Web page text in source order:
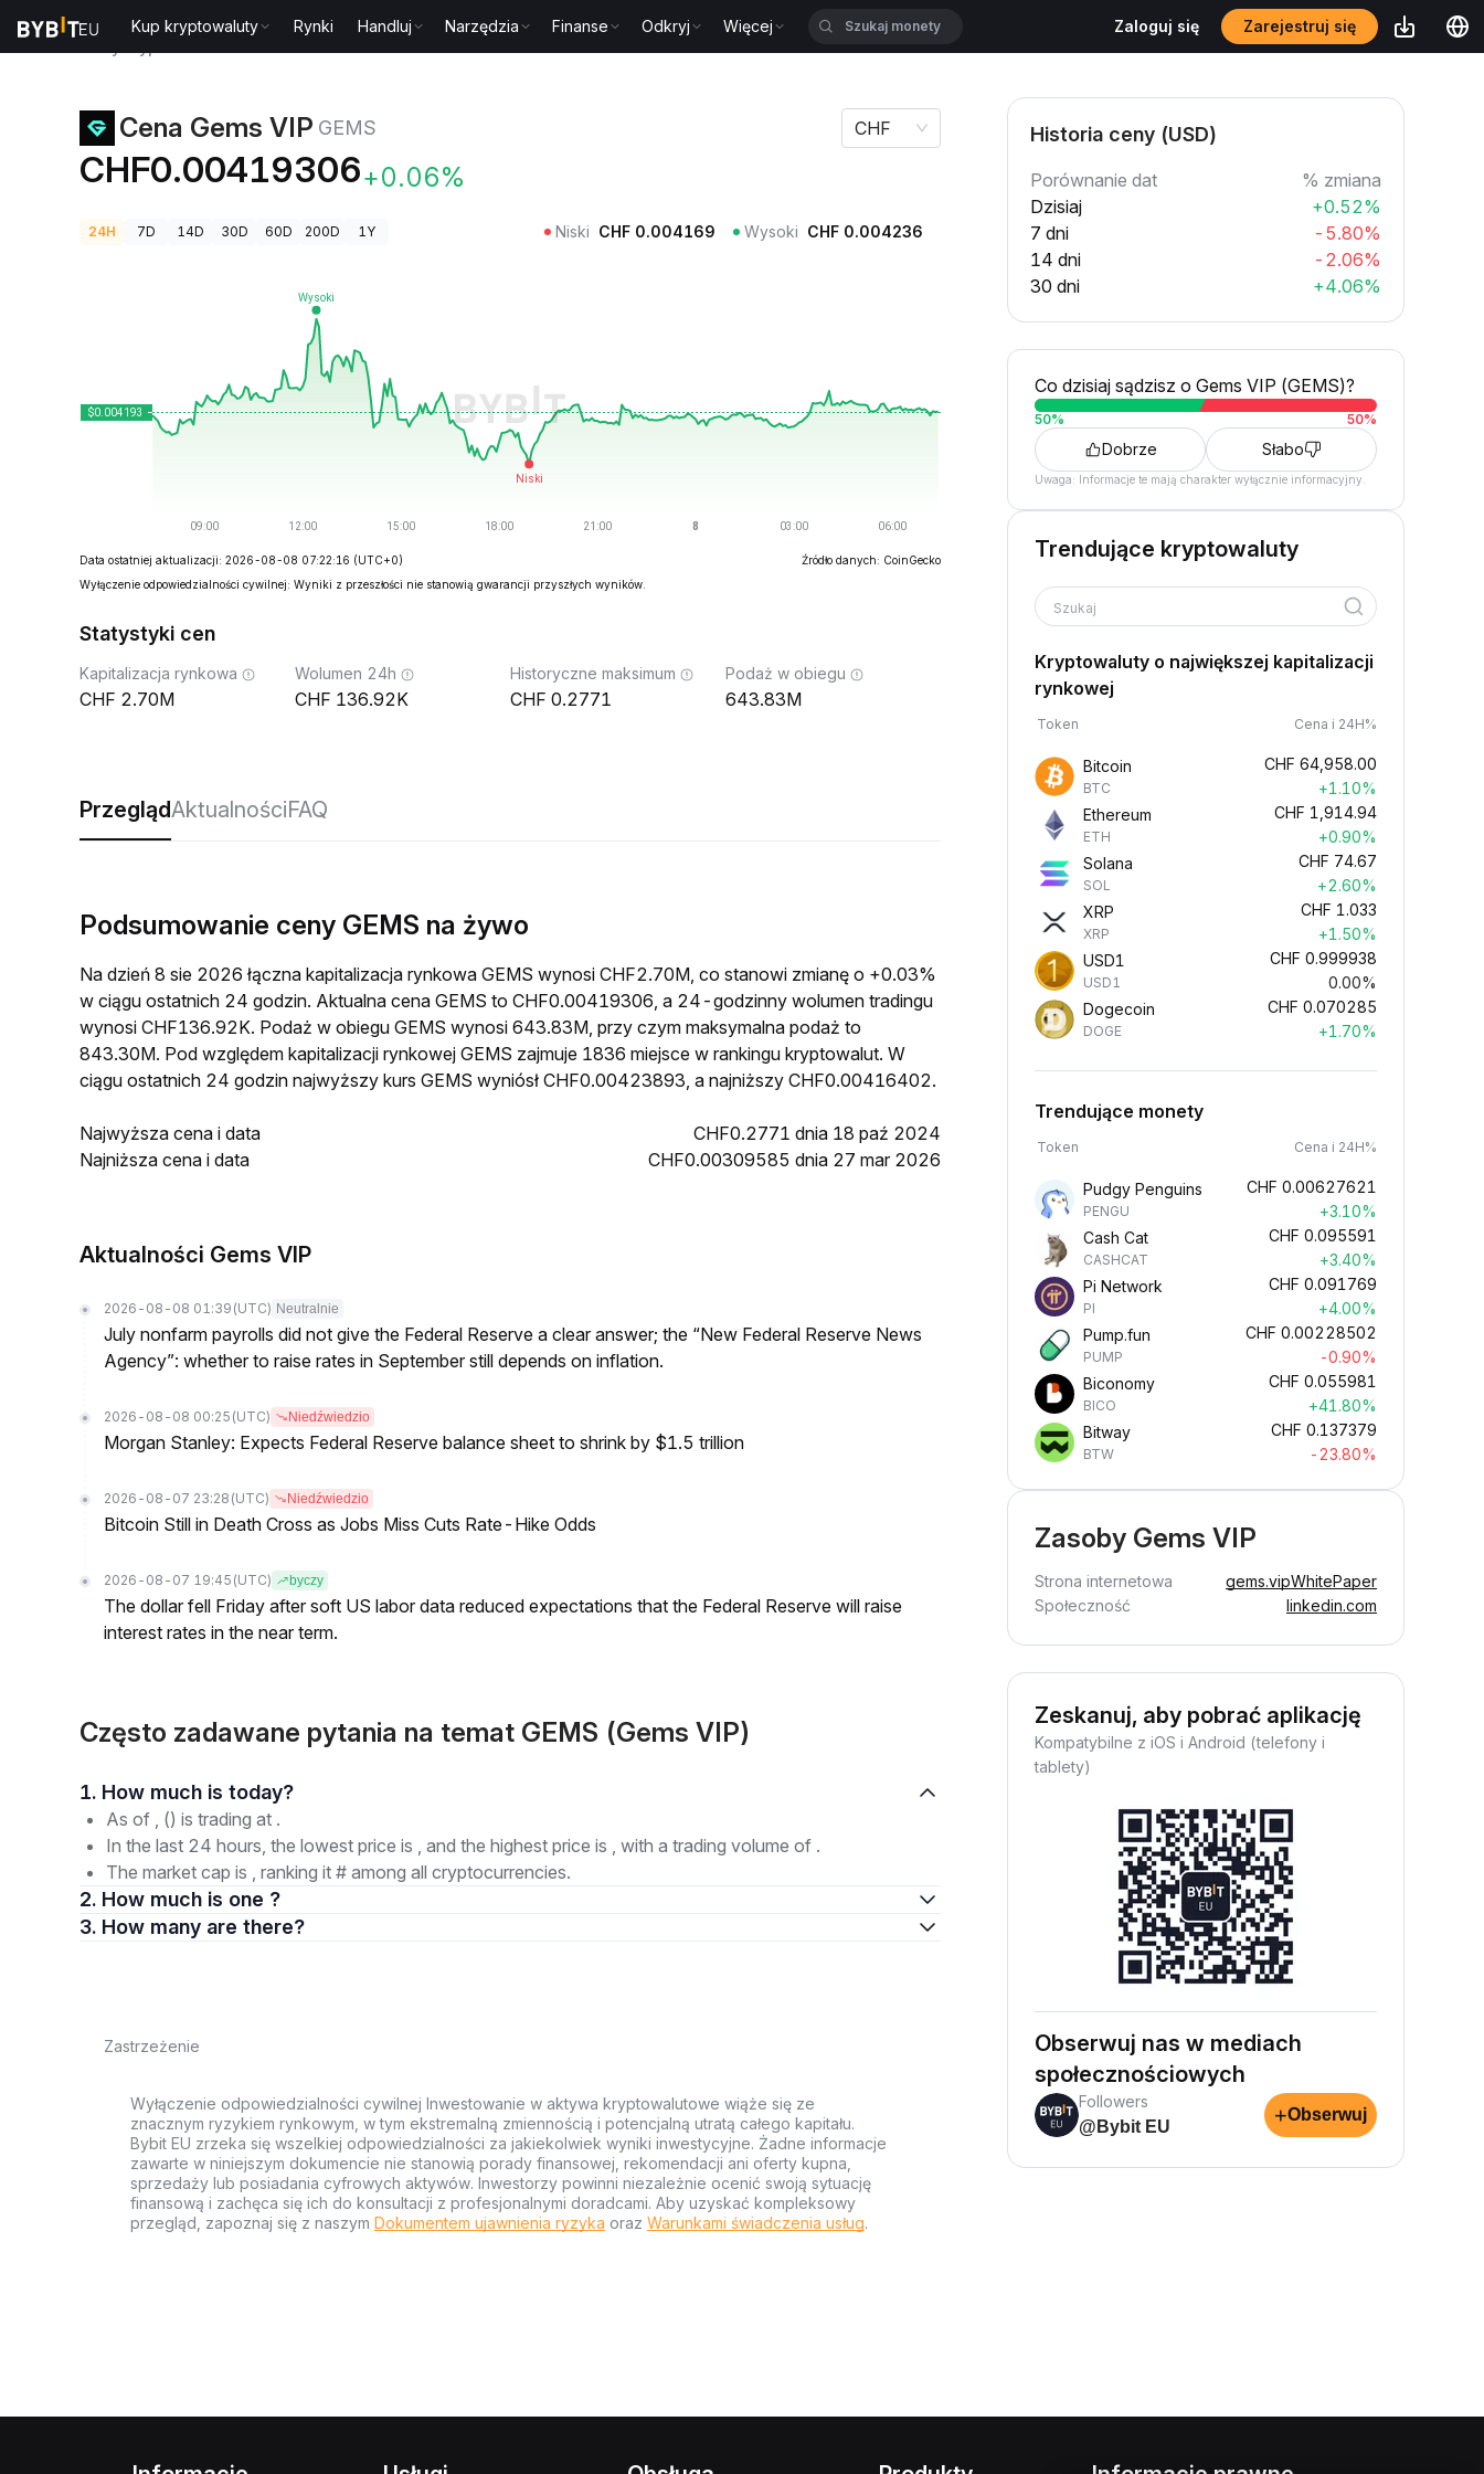
Kup kryptowaluty Rynki Handluj Narzędzia Finanse Odkryj Więcej Zaloguj się Zarejestruj się
Cena Gems VIP GEMS
CHF0.00419306+0.06%
CHF
24H 7D 14D 30D 60D 200D 1Y Niski CHF 0.004169 Wysoki CHF 0.004236
Data ostatniej aktualizacji: 2026-08-08 07:22:16 (UTC+0)
Źródło danych: CoinGecko
Wyłączenie odpowiedzialności cywilnej: Wyniki z przeszłości nie stanowią gwarancji przyszłych wyników.
Statystyki cen
Kapitalizacja rynkowa
2.70M
Wolumen 24h
136.92K
Historyczne maksimum
0.2771
Podaż w obiegu
643.83M
PrzeglądAktualnościFAQ
Podsumowanie ceny GEMS na żywo
Na dzień 8 sie 2026 łączna kapitalizacja rynkowa GEMS wynosi CHF2.70M, co stanowi zmianę o +0.03%
w ciągu ostatnich 24 godzin. Aktualna cena GEMS to CHF0.00419306, a 24-godzinny wolumen tradingu
wynosi CHF136.92K. Podaż w obiegu GEMS wynosi 643.83M, przy czym maksymalna podaż to
843.30M. Pod względem kapitalizacji rynkowej GEMS zajmuje 1836 miejsce w rankingu kryptowalut. W
ciągu ostatnich 24 godzin najwyższy kurs GEMS wyniósł CHF0.00423893, a najniższy CHF0.00416402.
Najwyższa cena i data
CHF0.2771 dnia 18 paź 2024
Najniższa cena i data
CHF0.00309585 dnia 27 mar 2026
Aktualności Gems VIP
2026-08-08 01:39 (UTC) Neutralnie
July nonfarm payrolls did not give the Federal Reserve a clear answer; the “New Federal Reserve News
Agency”: whether to raise rates in September still depends on inflation.
2026-08-08 00:25 (UTC) Niedźwiedzio
Morgan Stanley: Expects Federal Reserve balance sheet to shrink by $1.5 trillion
2026-08-07 23:28 (UTC) Niedźwiedzio
Bitcoin Still in Death Cross as Jobs Miss Cuts Rate-Hike Odds
2026-08-07 19:45 (UTC) byczy
The dollar fell Friday after soft US labor data reduced expectations that the Federal Reserve will raise
interest rates in the near term.
Często zadawane pytania na temat GEMS (Gems VIP)
1. How much is today?
As of , () is trading at .
In the last 24 hours, the lowest price is , and the highest price is , with a trading volume of .
The market cap is , ranking it # among all cryptocurrencies.
2. How much is one ?
3. How many are there?
Zastrzeżenie
Wyłączenie odpowiedzialności cywilnej Inwestowanie w aktywa kryptowalutowe wiąże się ze
znacznym ryzykiem rynkowym, w tym ekstremalną zmiennością i potencjalną utratą całego kapitału.
Bybit EU zrzeka się wszelkiej odpowiedzialności za jakiekolwiek wyniki inwestycyjne. Żadne informacje
zawarte w niniejszym dokumencie nie stanowią porady finansowej, rekomendacji ani oferty kupna,
sprzedaży lub posiadania cyfrowych aktywów. Inwestorzy powinni niezależnie ocenić swoją sytuację
finansową i zachęca się ich do konsultacji z profesjonalnymi doradcami. Aby uzyskać kompleksowy
przegląd, zapoznaj się z naszym Dokumentem ujawnienia ryzyka oraz Warunkami świadczenia usług.
Historia ceny (USD)
Porównanie dat
% zmiana
Dzisiaj
+0.52%
7 dni
-5.80%
14 dni
-2.06%
30 dni
+4.06%
Co dzisiaj sądzisz o Gems VIP (GEMS)?
50% 50%
Dobrze Słabo
Uwaga: Informacje te mają charakter wyłącznie informacyjny.
Trendujące kryptowaluty
Szukaj
Kryptowaluty o największej kapitalizacji
rynkowej
Token Cena i 24H%
Bitcoin
BTC
CHF 64,958.00
+1.10%
Ethereum
ETH
CHF 1,914.94
+0.90%
Solana
SOL
CHF 74.67
+2.60%
XRP
XRP
CHF 1.033
+1.50%
USD1
USD1
CHF 0.999938
0.00%
Dogecoin
DOGE
CHF 0.070285
+1.70%
Trendujące monety
Token Cena i 24H%
Pudgy Penguins
PENGU
CHF 0.00627621
+3.10%
Cash Cat
CASHCAT
CHF 0.095591
+3.40%
Pi Network
PI
CHF 0.091769
+4.00%
Pump.fun
PUMP
CHF 0.00228502
-0.90%
Biconomy
BICO
CHF 0.055981
+41.80%
Bitway
BTW
CHF 0.137379
-23.80%
Zasoby Gems VIP
Strona internetowa gems.vipWhitePaper
Społeczność
linkedin.com
Zeskanuj, aby pobrać aplikację
Kompatybilne z iOS i Android (telefony i
tablety)
Obserwuj nas w mediach
społecznościowych
Followers
@Bybit EU
+Obserwuj